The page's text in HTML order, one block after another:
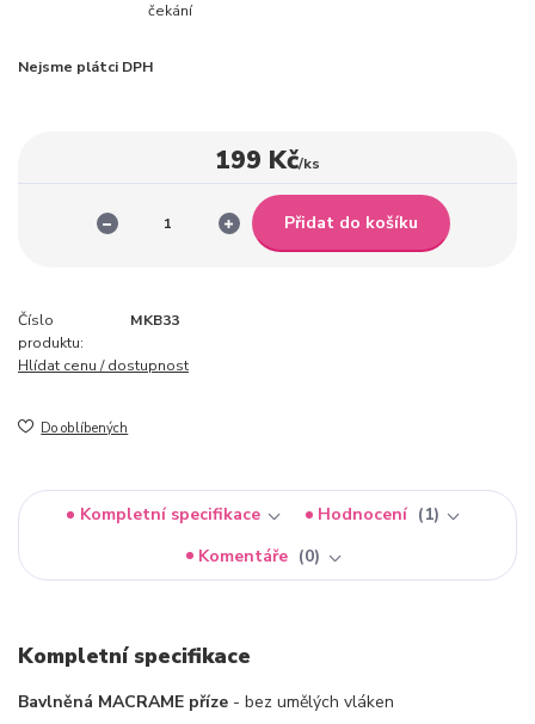
čekání
Nejsme plátci DPH
199 Kč/ks
Přidat do košíku
Číslo
produktu:
MKB33
Hlídat cenu / dostupnost
Do oblíbených
Kompletní specifikace Hodnocení
1
Komentáře
0
Kompletní specifikace
Bavlněná MACRAME příze - bez umělých vláken